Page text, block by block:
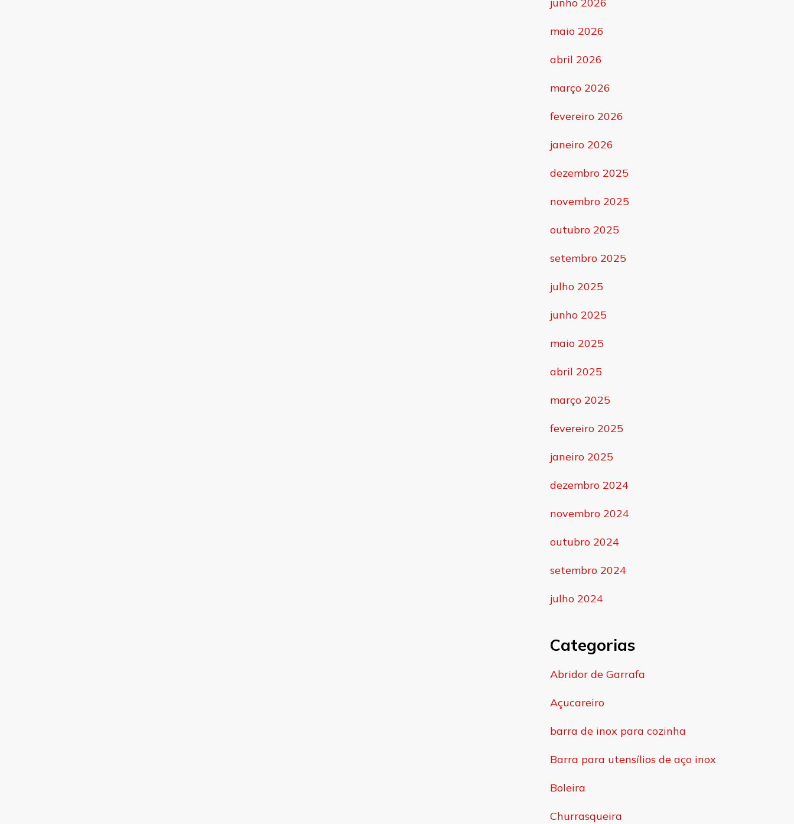
maio 2026
abril 2026
março 2026
fevereiro 2026
janeiro 2026
dezembro 2025
novembro 2025
outubro 2025
setembro 2025
julho 2025
junho 2025
maio 2025
abril 2025
março 2025
fevereiro 2025
janeiro 2025
dezembro 2024
novembro 2024
outubro 2024
setembro 2024
julho 2024
Categorias
Abridor de Garrafa
Açucareiro
barra de inox para cozinha
Barra para utensílios de aço inox
Boleira
Churrasqueira